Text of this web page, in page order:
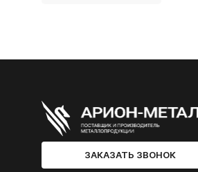
ЗАКАЗАТЬ ЗВОНОК